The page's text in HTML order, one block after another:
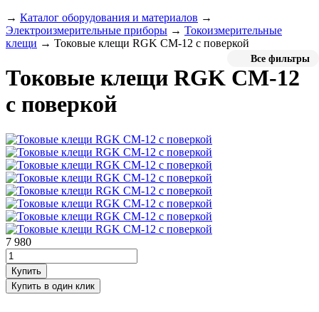
→ Каталог оборудования и материалов →
Электроизмерительные приборы → Токоизмерительные
клещи → Токовые клещи RGK CM-12 с поверкой
Все фильтры
Токовые клещи RGK CM-12
с поверкой
7 980